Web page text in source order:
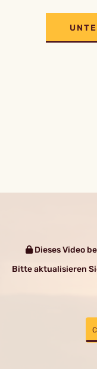
Dieses Video
Bitte aktualisieren